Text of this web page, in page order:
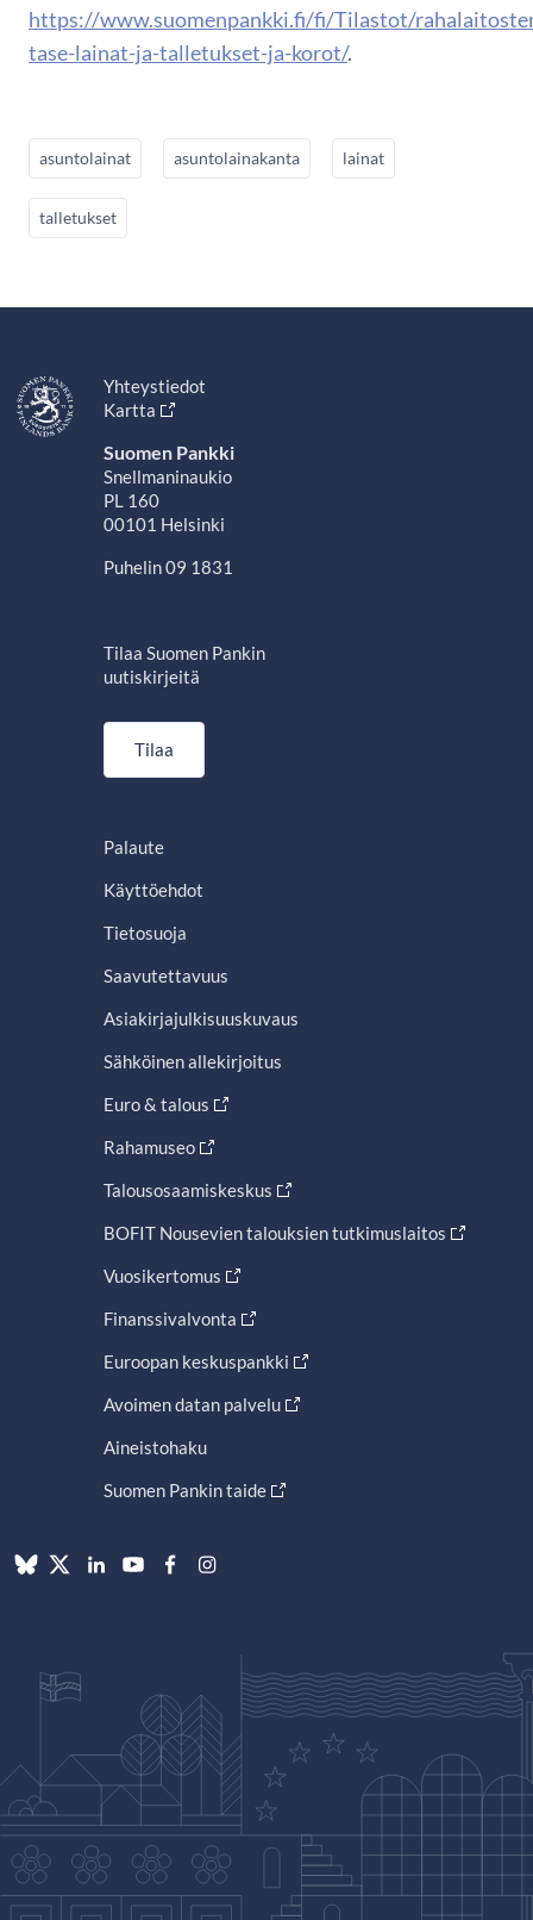
https://www.suomenpankki.fi/fi/Tilastot/
tase-lainat-ja-talletukset-ja-korot/.
asuntolainat asuntolainakanta lainat
talletukset
Yhteystiedot
Kartta
Suomen Pankki
Snellmaninaukio
PL 160
00101 Helsinki
Puhelin 09 1831
Tilaa Suomen Pankin
uutiskirjeitä
Tilaa
Palaute
Käyttöehdot
Tietosuoja
Saavutettavuus
Asiakirjajulkisuuskuvaus
Sähköinen allekirjoitus
Euro & talous
Rahamuseo
Talousosaamiskeskus
BOFIT Nousevien talouksien tutkimuslaitos
Vuosikertomus
Finanssivalvonta
Euroopan keskuspankki
Avoimen datan palvelu
Aineistohaku
Suomen Pankin taide